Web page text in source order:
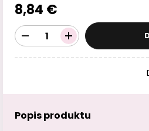
8,84 €
Popis produktu